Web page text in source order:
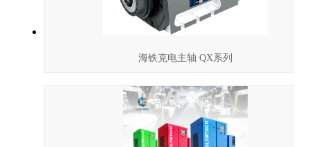
海铁克电主轴 QX系列